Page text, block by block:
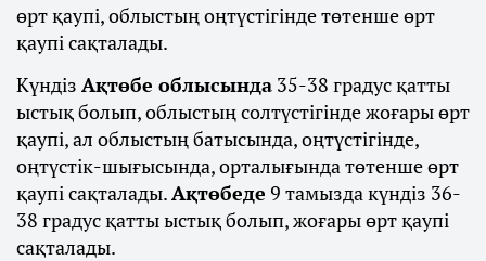
өрт қаупі, облыстың оңтүстігінде төтенше өрт
қаупі сақталады.
Күндіз Ақтөбе облысында 35-38 градус қатты
ыстық болып, облыстың солтүстігінде жоғары өрт
қаупі, ал облыстың батысында, оңтүстігінде,
оңтүстік-шығысында, орталығында төтенше өрт
қаупі сақталады.Ақтөбеде 9 тамызда күндіз 36-
38 градус қатты ыстық болып, жоғары өрт қаупі
сақталады.